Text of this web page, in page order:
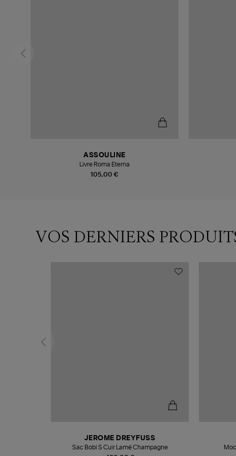
105,00 €
ASSOULINE
Livre Roma Eterna
VOS DERNIERS
JEROME DREYFUSS
Sac Bobi S Cuir Lamé Champagne